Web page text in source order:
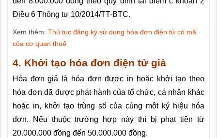
Điều 6 Thông tư 10/2014/TT-BTC.
Xem thêm: Thủ tục đăng ký sử dụng hóa đơn điện tử có mã
của cơ quan thuế
4. Khởi tạo hóa đơn điện tử giả
Hóa đơn giả là hóa đơn được in hoặc khởi tạo theo
hóa đơn đã được phát hành của tổ chức, cá nhân khác
hoặc in, khởi tạo trùng số của cùng một ký hiệu hóa
đơn. Nếu thuộc trường hợp này thì bị phạt tiền từ
20.000.000 đồng đến 50.000.000 đồng.